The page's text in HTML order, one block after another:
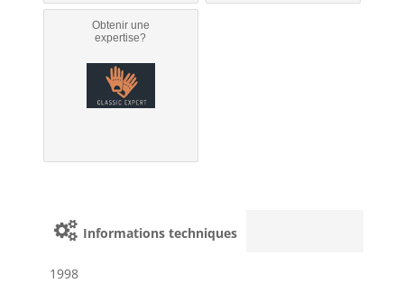
Obtenir une
expertise?
Informations techniques
1998